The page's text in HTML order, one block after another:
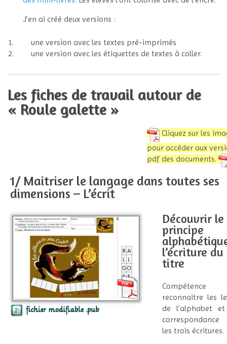
J’en ai créé deux versions :
une version avec les textes pré-imprimés
une version avec les étiquettes de textes à coller.
Les fiches de travail autour de
« Roule galette »
Cliquez sur les
pour accéder aux
pdf des documents.
1/ Maitriser le langage dans toutes ses
dimensions – L’écrit
Découvrir le
principe
l’écriture du
titre
reconnaitre les
de l’alphabet
correspondance
les trois écritures.